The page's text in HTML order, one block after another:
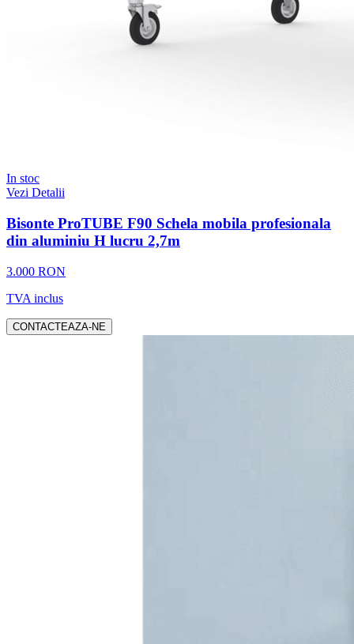
In stoc
Vezi Detalii
Bisonte ProTUBE F90 Schela mobila profesionala
din aluminiu H lucru 2,7m
3.000 RON
TVA inclus
CONTACTEAZA-NE